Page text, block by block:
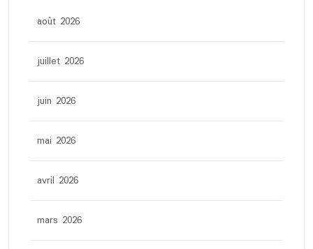
août 2026
juillet 2026
juin 2026
mai 2026
avril 2026
mars 2026